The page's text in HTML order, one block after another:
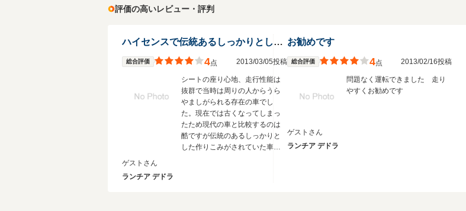
評価の高いレビュー・評判
ハイセンスで伝統あるしっかりとした作り込みがされた車
総合評価 4点 2013/03/05投稿
シートの座り心地、走行性能は
抜群で当時は周りの人からうら
やましがられる存在の車でし
た。現在では古くなってしまっ
たため現代の車と比較するのは
酷ですが伝統のあるしっかりと
した作りこみがされていた車だ
ゲストさん
ランチア デドラ
お勧めです
総合評価 4点 2013/02/16投稿
問題なく運転できました 走り
やすくお勧めです
ゲストさん
ランチア デドラ